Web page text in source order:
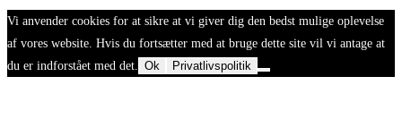
Vi anvender cookies for at sikre at vi giver dig den bedst mulige oplevelse
af vores website. Hvis du fortsætter med at bruge dette site vil vi antage at
du er indforstået med det. Ok Privatlivspolitik